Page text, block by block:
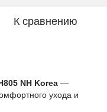
К сравнению
NH Korea —
ухода и